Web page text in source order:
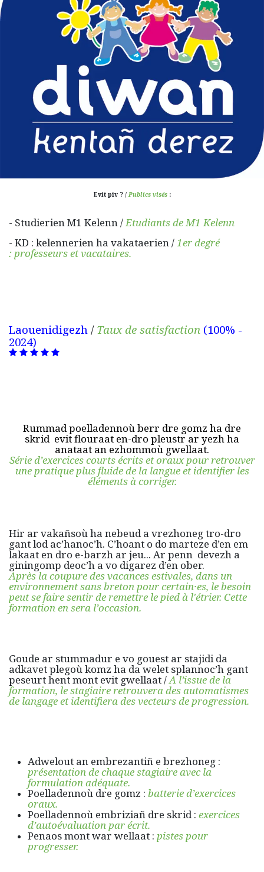
Evit piv ? /Publics visés:
- Studierien M1 Kelenn /Etudiants de M1 Kelenn
- KD : kelennerien ha vakataerien /1er degré
: professeurs et vacataires.
Laouenidigezh /Taux de satisfaction (100% -
2024)
Rummad poelladennoù berr dre gomz ha dre
skrid evit flouraat en-dro pleustr ar yezh ha
anataat an ezhommoù gwellaat.
Série d’exercices courts écrits et oraux pour retrouver
une pratique plus fluide de la langue et identifier les
éléments à corriger.
Hir ar vakañsoù ha nebeud a vrezhoneg tro-dro
gant lod ac’hanoc’h. C’hoant o do marteze d’en em
lakaat en dro e-barzh ar jeu... Ar penn devezh a
giningomp deoc’h a vo digarez d’en ober.
Après la coupure des vacances estivales, dans un
environnement sans breton pour certain·es, le besoin
peut se faire sentir de remettre le pied à l'étrier. Cette
formation en sera l’occasion.
Goude ar stummadur e vo gouest ar stajidi da
adkavet plegoù komz ha da welet splannoc’h gant
peseurt hent mont evit gwellaat /A l’issue de la
formation, le stagiaire retrouvera des automatismes
de langage et identifiera des vecteurs de progression.
Adwelout an embrezantiñ e brezhoneg :
présentation de chaque stagiaire avec la
formulation adéquate.
Poelladennoù dre gomz : batterie d’exercices
oraux.
Poelladennoù embriziañ dre skrid : exercices
d’autoévaluation par écrit.
Penaos mont war wellaat : pistes pour
progresser.